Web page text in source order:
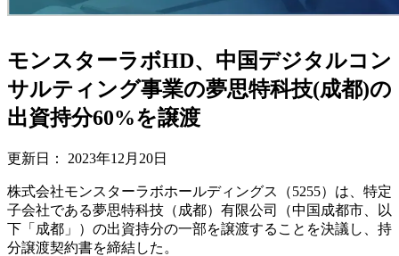
モンスターラボHD、中国デジタルコン
サルティング事業の夢思特科技(成都)の
出資持分60%を譲渡
更新日： 2023年12月20日
株式会社モンスターラボホールディングス（5255）は、特定
子会社である夢思特科技（成都）有限公司（中国成都市、以
下「成都」）の出資持分の一部を譲渡することを決議し、持
分譲渡契約書を締結した。